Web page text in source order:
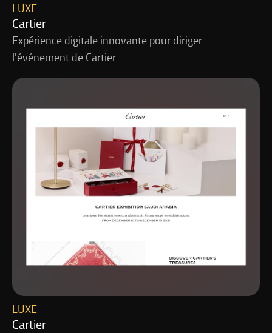
Cartier
LUXE
Expérience digitale innovante pour diriger
l'événement de Cartier
Cartier
LUXE